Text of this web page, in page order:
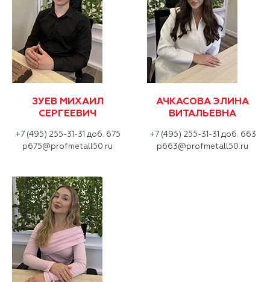
ЗУЕВ МИХАИЛ
СЕРГЕЕВИЧ
+7 (495) 255-31-31 доб. 675
p675@profmetall50.ru
АЧКАСОВА ЭЛИНА
ВИТАЛЬЕВНА
+7 (495) 255-31-31 доб. 663
p663@profmetall50.ru